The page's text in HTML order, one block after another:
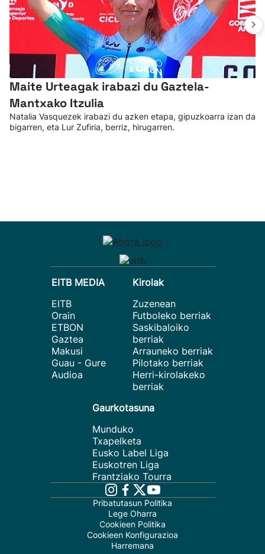
Maite Urteagak irabazi du Gaztela-
Mantxako Itzulia
Natalia Vasquezek irabazi du azken etapa, gipuzkoarra izan da
bigarren, eta Lur Zufiria, berriz, hirugarren.
EITB MEDIA
EITB
Orain
ETBON
Gaztea
Makusi
Guau - Gure
Audioa
Kirolak
Zuzenean
Futboleko berriak
Saskibaloiko
berriak
Arrauneko berriak
Pilotako berriak
Herri-kirolakeko
berriak
Gaurkotasuna
Munduko
Txapelketa
Eusko Label Liga
Euskotren Liga
Frantziako Tourra
Pribatutasun Politika
Lege Oharra
Cookieen Politika
Cookieen Konfigurazioa
Harremana